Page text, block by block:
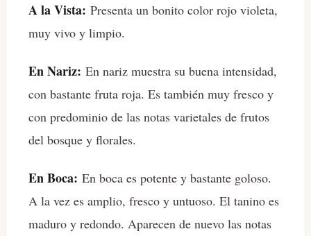
A la Vista: Presenta un bonito color rojo violeta,
muy vivo y limpio.
En Nariz: En nariz muestra su buena intensidad,
con bastante fruta roja. Es también muy fresco y
con predominio de las notas varietales de frutos
del bosque y florales.
En Boca: En boca es potente y bastante goloso.
A la vez es amplio, fresco y untuoso. El tanino es
maduro y redondo. Aparecen de nuevo las notas